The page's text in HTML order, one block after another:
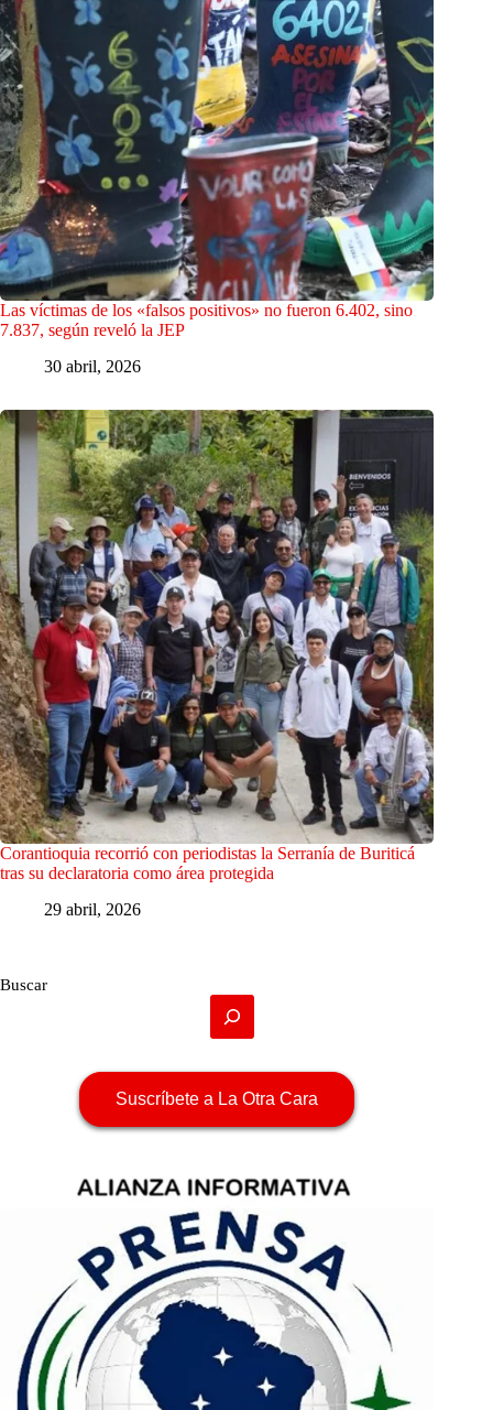
Las víctimas de los «falsos positivos» no fueron 6.402, sino
7.837, según reveló la JEP
30 abril, 2026
Corantioquia recorrió con periodistas la Serranía de Buriticá
tras su declaratoria como área protegida
29 abril, 2026
Buscar
Suscríbete a La Otra Cara